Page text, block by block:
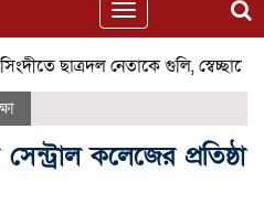
Toggle
navigation
ছাত্রদল নেতাকে গুলি,
কলেজের প্রতিষ্ঠা